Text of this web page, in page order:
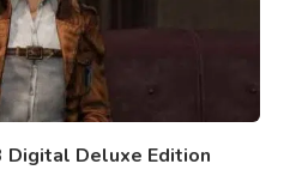
Digital Deluxe Edition